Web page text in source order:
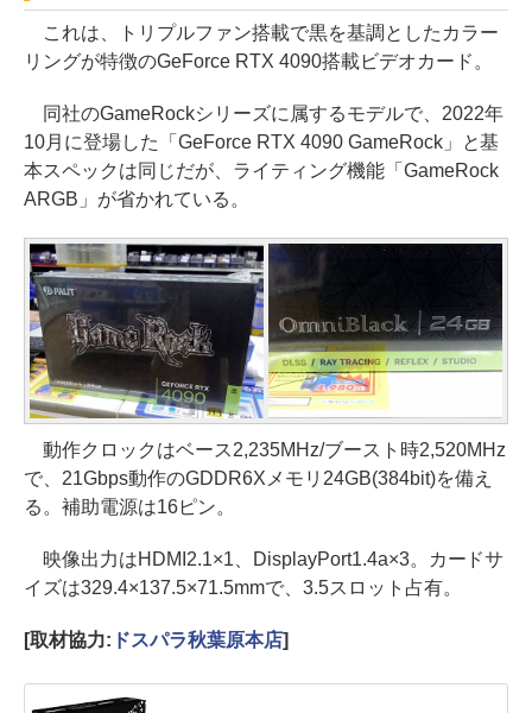
これは、トリプルファン搭載で黒を基調としたカラー
リングが特徴のGeForce RTX 4090搭載ビデオカード。
同社のGameRockシリーズに属するモデルで、2022年
10月に登場した「GeForce RTX 4090 GameRock」と基
本スペックは同じだが、ライティング機能「GameRock
ARGB」が省かれている。
動作クロックはベース2,235MHz/ブースト時2,520MHz
で、21Gbps動作のGDDR6Xメモリ24GB(384bit)を備え
る。補助電源は16ピン。
映像出力はHDMI2.1×1、DisplayPort1.4a×3。カードサ
イズは329.4×137.5×71.5mmで、3.5スロット占有。
[取材協力: ドスパラ秋葉原本店]